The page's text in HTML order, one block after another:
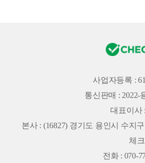
사업자등록 :
통신판매 : 2022-
대표이사
본사 : (16827) 경기도 용인시 수지
체
전화 : 070-